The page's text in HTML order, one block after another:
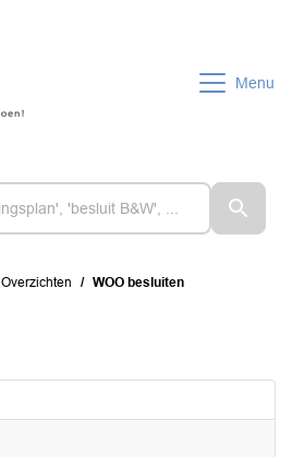
Menu
Overzichten WOO besluiten